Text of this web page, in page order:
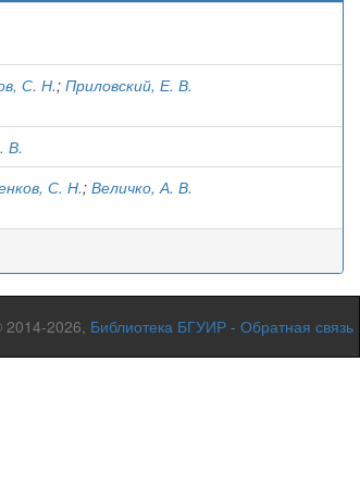
С. Н.; Приловский, Е. В.
В.
С. Н.; Величко, А. В.
2014-2026, Библиотека БГУИР - Обратная связь